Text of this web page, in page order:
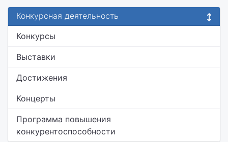
Конкурсная деятельность
Конкурсы
Выставки
Достижения
Концерты
Программа повышения
конкурентоспособности